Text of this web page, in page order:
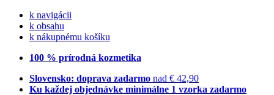
k navigácii
k obsahu
k nákupnému košíku
100 % prírodná kozmetika
Slovensko: doprava zadarmo nad € 42,90
Ku každej objednávke minimálne 1 vzorka zadarmo